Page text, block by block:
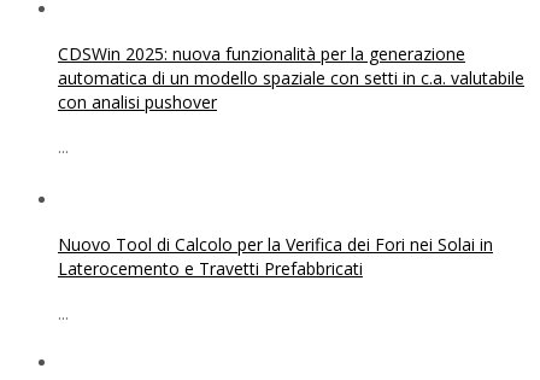
CDSWin 2025: nuova funzionalità per la generazione
automatica di un modello spaziale con setti in c.a. valutabile
con analisi pushover
...
Nuovo Tool di Calcolo per la Verifica dei Fori nei Solai in
Laterocemento e Travetti Prefabbricati
...